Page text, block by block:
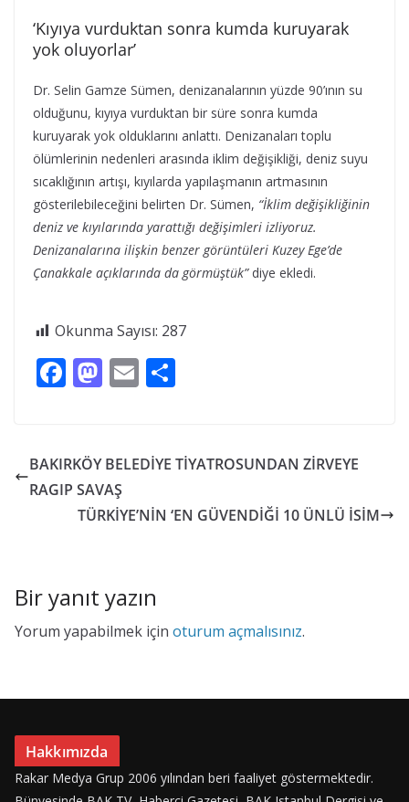
‘Kıyıya vurduktan sonra kumda kuruyarak
yok oluyorlar’
Dr. Selin Gamze Sümen, denizanalarının yüzde 90’ının su
olduğunu, kıyıya vurduktan bir süre sonra kumda
kuruyarak yok olduklarını anlattı. Denizanaları toplu
ölümlerinin nedenleri arasında iklim değişikliği, deniz suyu
sıcaklığının artışı, kıyılarda yapılaşmanın artmasının
gösterilebileceğini belirten Dr. Sümen, “İklim değişikliğinin
deniz ve kıyılarında yarattığı değişimleri izliyoruz.
Denizanalarına ilişkin benzer görüntüleri Kuzey Ege’de
Çanakkale açıklarında da görmüştük”diye ekledi.
Okunma Sayısı: 287
F
b
o
o
M
d
o
n
E
l e
BAKIRKÖY BELEDİYE TİYATROSUNDAN ZİRVEYE
RAGIP SAVAŞ
TÜRKİYE’NİN ‘EN GÜVENDİĞİ 10 ÜNLÜ İSİM
Bir yanıt yazın
Yorum yapabilmek için oturum açmalısınız.
Hakkımızda
Rakar Medya Grup 2006 yılından beri faaliyet göstermektedir.